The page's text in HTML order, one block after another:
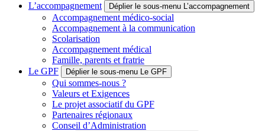
L’accompagnement
Déplier le sous-menu L’accompagnement
Accompagnement médico-social
Accompagnement à la communication
Scolarisation
Accompagnement médical
Famille, parents et fratrie
Le GPF
Déplier le sous-menu Le GPF
Qui sommes-nous ?
Valeurs et Exigences
Le projet associatif du GPF
Partenaires régionaux
Conseil d’Administration